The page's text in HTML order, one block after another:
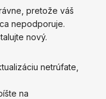
pretože váš
nepodporuje.
nový.
netrúfate,
na